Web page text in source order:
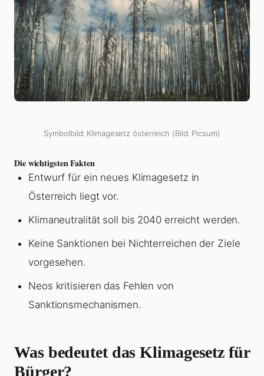
Symbolbild: Klimagesetz österreich (Bild: Picsum)
Die wichtigsten Fakten
Entwurf für ein neues Klimagesetz in
Österreich liegt vor.
Klimaneutralität soll bis 2040 erreicht werden.
Keine Sanktionen bei Nichterreichen der Ziele
vorgesehen.
Neos kritisieren das Fehlen von
Sanktionsmechanismen.
Was bedeutet das Klimagesetz für
Bürger?